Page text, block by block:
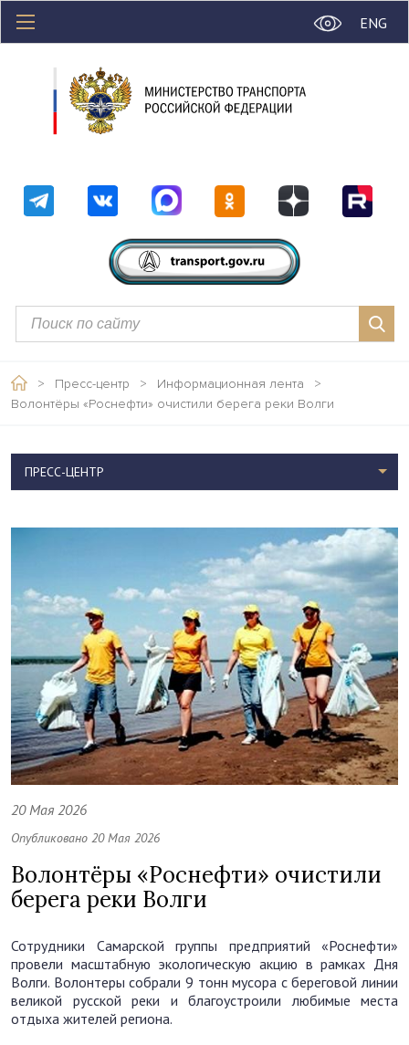
ENG
> Пресс-центр > Информационная лента
>
Волонтёры «Роснефти» очистили берега реки Волги
20 Мая 2026
Опубликовано 20 Мая 2026
Волонтёры «Роснефти» очистили
берега реки Волги
Сотрудники Самарской группы предприятий «Роснефти»
провели масштабную экологическую акцию в рамках Дня
Волги. Волонтеры собрали 9 тонн мусора с береговой линии
великой русской реки и благоустроили любимые места
отдыха жителей региона.
ПРЕСС-ЦЕНТР